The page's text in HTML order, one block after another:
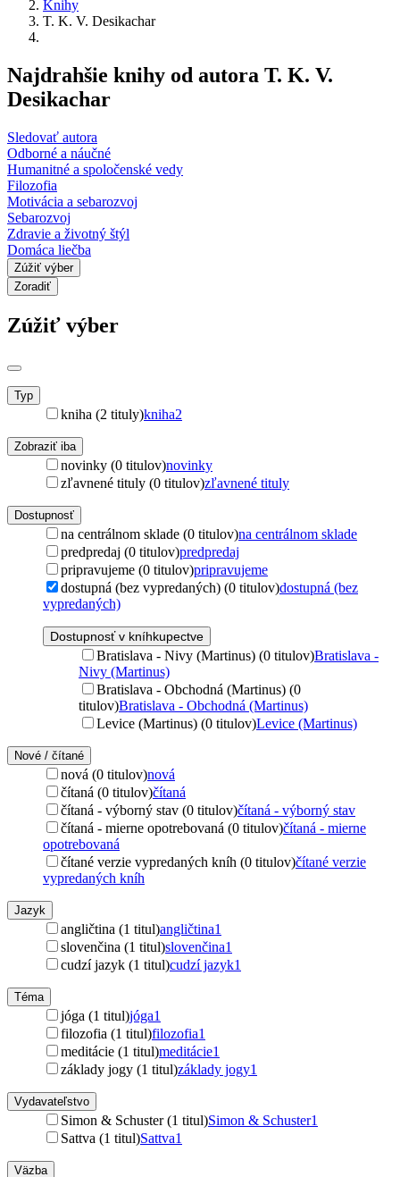
Knihy
T. K. V. Desikachar
Najdrahšie knihy od autora T. K. V.
Desikachar
Sledovať autora
Odborné a náučné
Humanitné a spoločenské vedy
Filozofia
Motivácia a sebarozvoj
Sebarozvoj
Zdravie a životný štýl
Domáca liečba
Zúžiť výber
Zoradiť
Zúžiť výber
Typ
kniha (2 tituly)kniha2
Zobraziť iba
novinky (0 titulov)novinky
zľavnené tituly (0 titulov)zľavnené tituly
Dostupnosť
na centrálnom sklade (0 titulov)na centrálnom sklade
predpredaj (0 titulov)predpredaj
pripravujeme (0 titulov)pripravujeme
dostupná (bez vypredaných) (0 titulov)dostupná (bez
vypredaných)
Dostupnosť v kníhkupectve
Bratislava - Nivy (Martinus) (0 titulov)Bratislava -
Nivy (Martinus)
Bratislava - Obchodná (Martinus) (0
titulov)Bratislava - Obchodná (Martinus)
Levice (Martinus) (0 titulov)Levice (Martinus)
Nové / čítané
nová (0 titulov)nová
čítaná (0 titulov)čítaná
čítaná - výborný stav (0 titulov)čítaná - výborný stav
čítaná - mierne opotrebovaná (0 titulov)čítaná - mierne
opotrebovaná
čítané verzie vypredaných kníh (0 titulov)čítané verzie
vypredaných kníh
Jazyk
angličtina (1 titul)angličtina1
slovenčina (1 titul)slovenčina1
cudzí jazyk (1 titul)cudzí jazyk1
Téma
jóga (1 titul)jóga1
filozofia (1 titul)filozofia1
meditácie (1 titul)meditácie1
základy jogy (1 titul)základy jogy1
Vydavateľstvo
Simon & Schuster (1 titul)Simon & Schuster1
Sattva (1 titul)Sattva1
Väzba